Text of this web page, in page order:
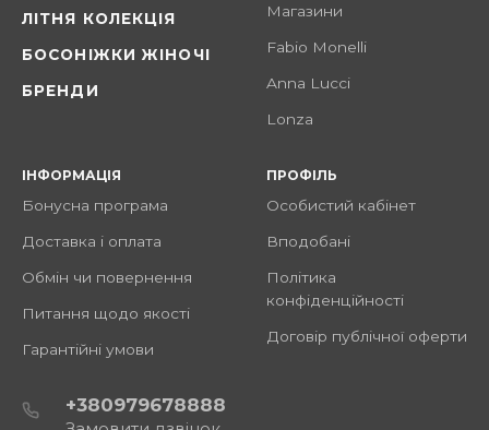
ЛІТНЯ КОЛЕКЦІЯ
БОСОНІЖКИ ЖІНОЧІ
БРЕНДИ
Магазини
Fabio Monelli
Anna Lucci
Lonza
ІНФОРМАЦІЯ
Бонусна програма
Доставка і оплата
Обмін чи повернення
Питання щодо якості
Гарантійні умови
ПРОФІЛЬ
Особистий кабінет
Вподобані
Політика
конфіденційності
Договір публічної оферти
+380979678888